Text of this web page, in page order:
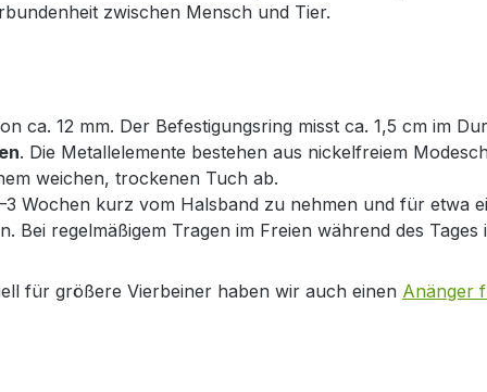
zwischen Mensch und Tier.
ca. 12 mm. Der Befestigungsring misst ca. 1,5 cm im
. Die Metallelemente bestehen aus nickelfreiem
weichen, trockenen Tuch ab.
Wochen kurz vom Halsband zu nehmen und für etwa
Bei regelmäßigem Tragen im Freien während des
für größere Vierbeiner haben wir auch einen Anänger